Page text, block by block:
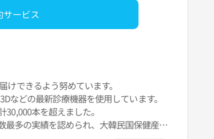
サービス
できるよう努めています。
などの最新診療機器を使用しています。
本を超えました。
最多の実績を認められ、大韓民国保健産業